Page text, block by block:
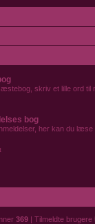
skriv et lille ord til
bog
her kan du
369 | Tilmeldte brugere